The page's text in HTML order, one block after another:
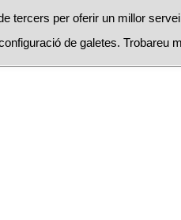
RESTAURANTS
tercers per oferir un millor
de galetes. Trobareu